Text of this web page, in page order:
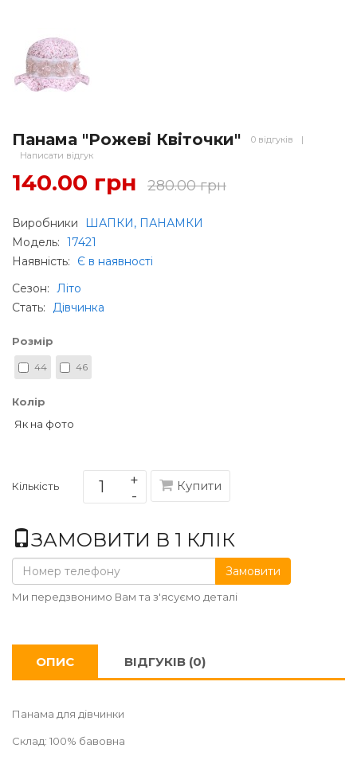
Панама "Рожеві Квіточки" 0 відгуків
|
Написати відгук
140.00 грн 280.00 грн
Виробники
ШАПКИ, ПАНАМКИ
Модель: 17421
Наявність:
Є в наявності
Сезон: Літо
Стать: Дівчинка
Розмір
44 46
Колір
Як на фото
Кількість Купити
ЗАМОВИТИ В 1 КЛІК
Замовити
Ми передзвонимо Вам та з'ясуємо деталі
ОПИС ВІДГУКІВ (0)
Панама для дівчинки
Склад: 100% бавовна